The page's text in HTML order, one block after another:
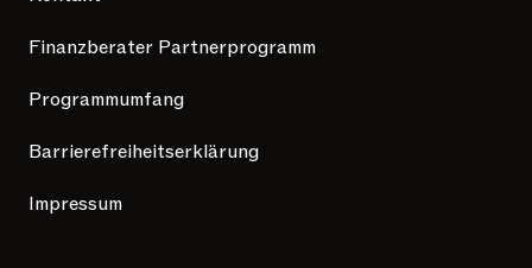
Finanzberater Partnerprogramm
Programmumfang
Barrierefreiheitserklärung
Impressum